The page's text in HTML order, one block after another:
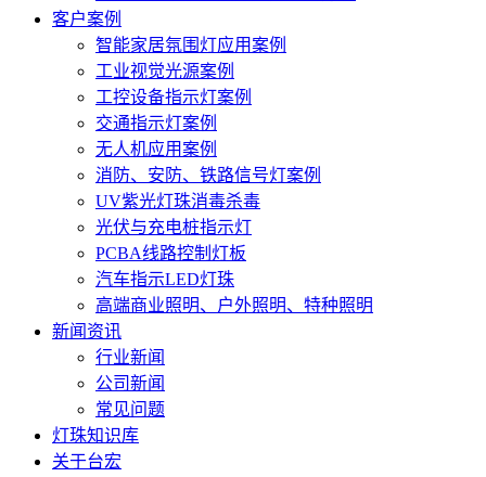
客户案例
智能家居氛围灯应用案例
工业视觉光源案例
工控设备指示灯案例
交通指示灯案例
无人机应用案例
消防、安防、铁路信号灯案例
UV紫光灯珠消毒杀毒
光伏与充电桩指示灯
PCBA线路控制灯板
汽车指示LED灯珠
高端商业照明、户外照明、特种照明
新闻资讯
行业新闻
公司新闻
常见问题
灯珠知识库
关于台宏